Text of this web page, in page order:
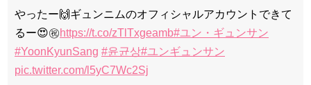
やったー🙌ギュンニムのオフィシャルアカウントできて
るー😍㊗️https://t.co/zTlTxgeamb#ユン・ギュンサン
#YoonKyunSang #윤균상#ユンギュンサン
pic.twitter.com/l5yC7Wc2Sj